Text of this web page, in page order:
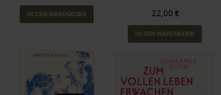
IN DEN WARENKORB 22,00 €
IN DEN WARENKORB